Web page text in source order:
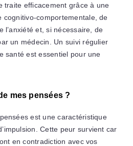
traite efficacement grâce à une
cognitivo-comportementale, de
l’anxiété et, si nécessaire, de
un médecin. Un suivi régulier
santé est essentiel pour une
mes pensées ?
est une caractéristique
Cette peur survient car
en contradiction avec vos